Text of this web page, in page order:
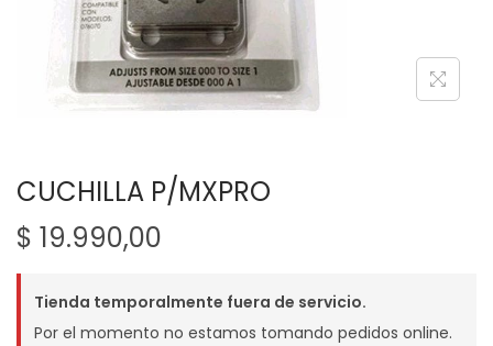
g
a
c
i
n
i
d
o
CUCHILLA P/MXPRO
$ 19.990,00
Tienda temporalmente fuera de servicio.
Por el momento no estamos tomando pedidos online.